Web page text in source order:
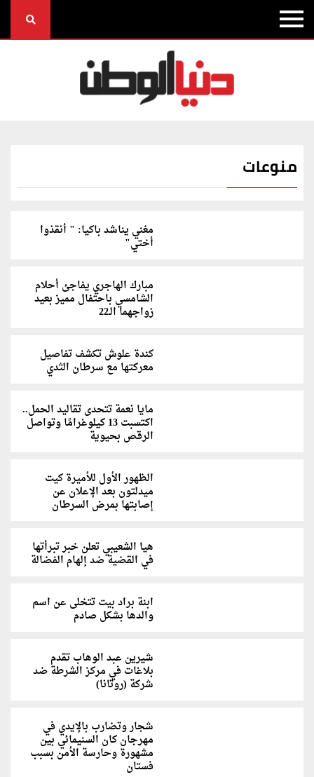
منوعات
مغني يناشد باكيا: " أنقذوا
أختي"
مبارك الهاجري يفاجئ أحلام
الشامسي باحتفال مميز بعيد
زواجهما الـ22
كندة علوش تكشف تفاصيل
معركتها مع سرطان الثدي
مايا نعمة تتحدى تقاليد الحمل..
اكتسبت 13 كيلوغرامًا وتواصل
الرقص بحيوية
الظهور الأول للأميرة كيت
ميدلتون بعد الإعلان عن
إصابتها بمرض السرطان
هيا الشعيبي تعلن خبر تبرأتها
في القضية ضد إلهام الفضالة
ابنة براد بيت تتخلى عن اسم
والدها بشكل صادم
شيرين عبد الوهاب تقدم
بلاغات في مركز الشرطة ضد
شركة (روتانا)
شجار وتضارب بالإيدي في
مهرجان كان السنيمائي بين
مشهورة وحارسة الأمن بسبب
فستان